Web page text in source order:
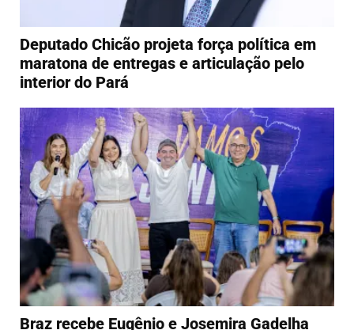
Deputado Chicão projeta força política em
maratona de entregas e articulação pelo
interior do Pará
Braz recebe Eugênio e Josemira Gadelha